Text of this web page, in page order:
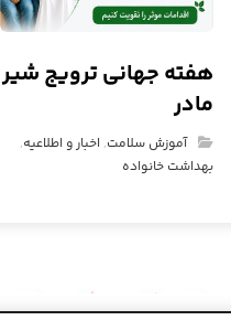
هفته جهانی ترویج شیر
مادر
آموزش سلامت, اخبار و اطلاعیه,
بهداشت خانواده